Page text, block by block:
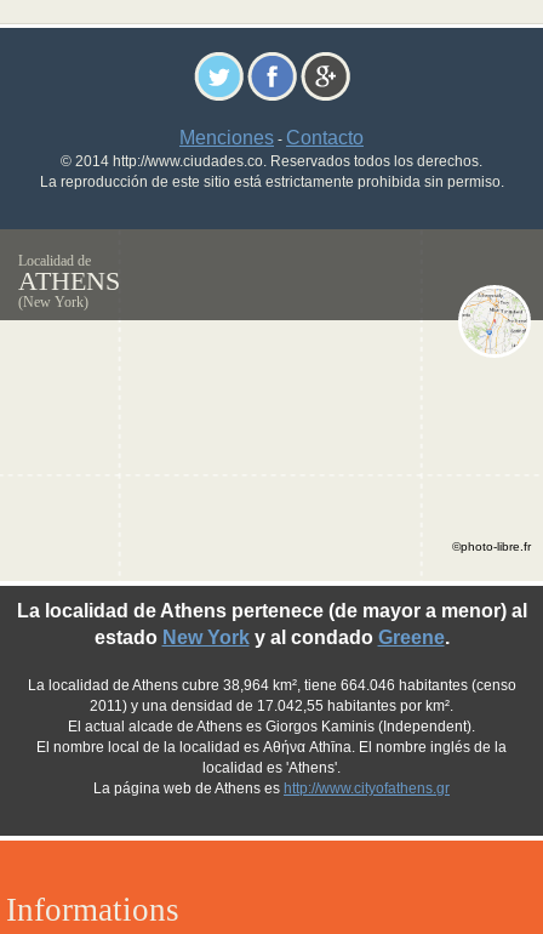
Menciones - Contacto
© 2014 http://www.ciudades.co. Reservados todos los derechos.
La reproducción de este sitio está estrictamente prohibida sin permiso.
Localidad de
ATHENS
(New York)
Informations
La localidad de Athens pertenece (de mayor a menor) al
estado New Yorky al condado Greene.
La localidad de Athens cubre 38,964 km², tiene 664.046 habitantes (censo
2011) y una densidad de 17.042,55 habitantes por km².
El actual alcade de Athens es Giorgos Kaminis (Independent).
El nombre local de la localidad es Αθήνα Athīna. El nombre inglés de la
localidad es 'Athens'.
La página web de Athens es http://www.cityofathens.gr
©photo-libre.fr